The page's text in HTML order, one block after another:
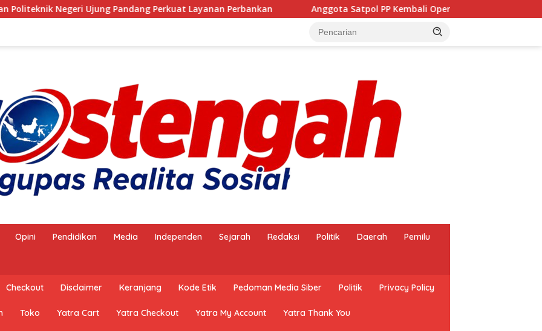
Negeri Ujung Pandang Perkuat Layanan Perbankan Anggota Satpol PP Kembali Operasikan Pembakaran Arang, Apa
Opini Pendidikan Media Independen Sejarah Redaksi Politik Daerah Pemilu
Checkout Disclaimer Keranjang Kode Etik Pedoman Media Siber Politik Privacy Policy
Toko Yatra Cart Yatra Checkout Yatra My Account Yatra Thank You